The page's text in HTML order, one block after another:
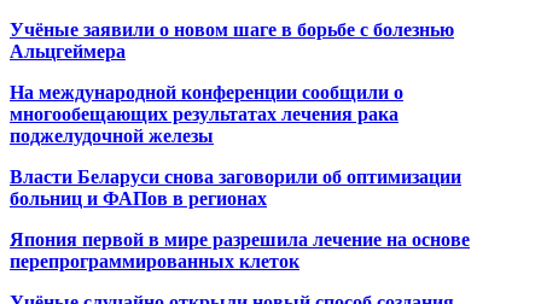
Учёные заявили о новом шаге в борьбе с болезнью
Альцгеймера
На международной конференции сообщили о
многообещающих результатах лечения рака
поджелудочной железы
Власти Беларуси снова заговорили об оптимизации
больниц и ФАПов в регионах
Япония первой в мире разрешила лечение на основе
перепрограммированных клеток